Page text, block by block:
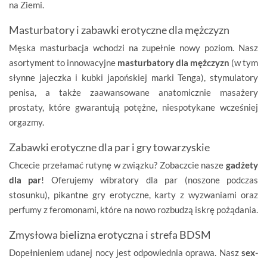
na Ziemi.
Masturbatory i zabawki erotyczne dla mężczyzn
Męska masturbacja wchodzi na zupełnie nowy poziom. Nasz
asortyment to innowacyjne masturbatory dla mężczyzn (w tym
słynne jajeczka i kubki japońskiej marki Tenga), stymulatory
penisa, a także zaawansowane anatomicznie masażery
prostaty, które gwarantują potężne, niespotykane wcześniej
orgazmy.
Zabawki erotyczne dla par i gry towarzyskie
Chcecie przełamać rutynę w związku? Zobaczcie nasze gadżety
dla par! Oferujemy wibratory dla par (noszone podczas
stosunku), pikantne gry erotyczne, karty z wyzwaniami oraz
perfumy z feromonami, które na nowo rozbudzą iskrę pożądania.
Zmysłowa bielizna erotyczna i strefa BDSM
Dopełnieniem udanej nocy jest odpowiednia oprawa. Nasz sex-